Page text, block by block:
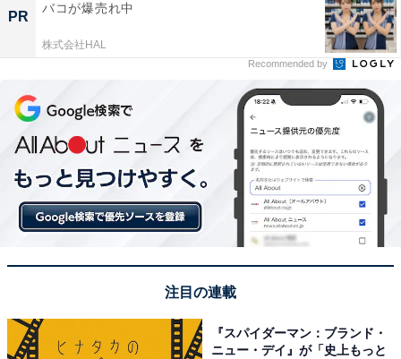
PR
バコが爆売れ中
株式会社HAL
Recommended by
注目の連載
『スパイダーマン：ブランド・
ニュー・デイ』が「史上もっと